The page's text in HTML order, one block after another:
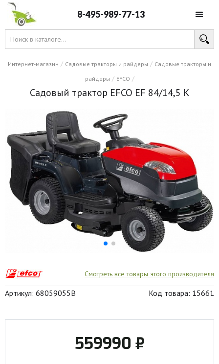
8-495-989-77-13
Интернет-магазин / Садовые тракторы и райдеры / Садовые тракторы и
райдеры / EFCO /
Садовый трактор EFCO EF 84/14,5 K
Смотреть все товары этого производителя
Артикул: 68059055B Код товара: 15661
559990 ₽